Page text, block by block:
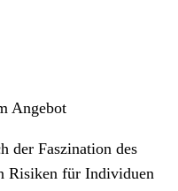
Angebot
der Faszination des
Risiken für Individuen